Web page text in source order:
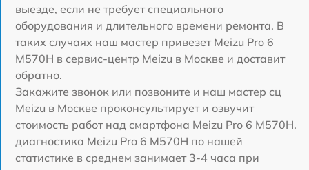
выезде, если не требует специального
оборудования и длительного времени ремонта. В
таких случаях наш мастер привезет Meizu Pro 6
M570H в сервис-центр Meizu в Москве и доставит
обратно.
Закажите звонок или позвоните и наш мастер сц
Meizu в Москве проконсультирует и озвучит
стоимость работ над смартфона Meizu Pro 6 M570H.
диагностика Meizu Pro 6 M570H по нашей
статистике в среднем занимает 3-4 часа при